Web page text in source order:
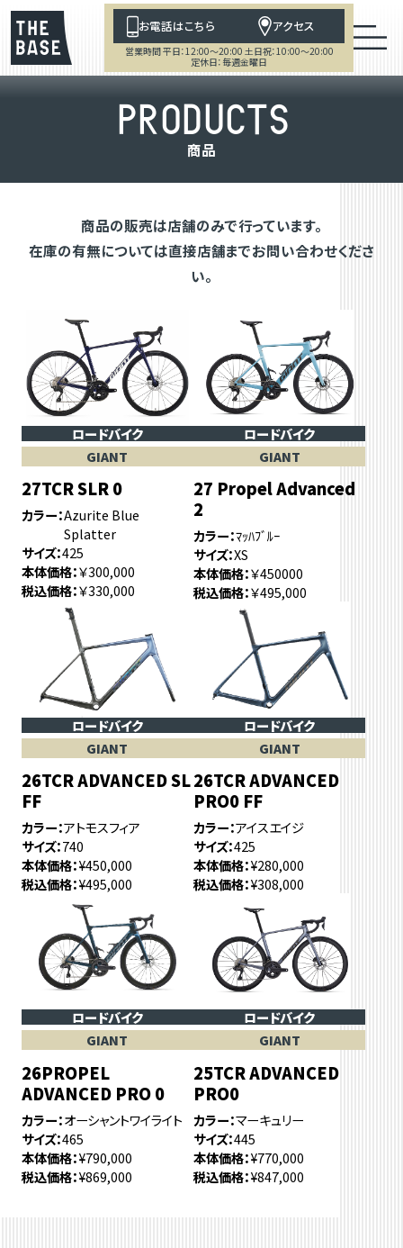
お電話はこちら アクセス
営業時間 平日：12:00～20:00 土日祝：10:00～20:00
定休日：毎週金曜日
PRODUCTS
商品
商品の販売は店舗のみで行っています。
在庫の有無については直接店舗までお問い合わせくださ
い。
ロードバイク
GIANT
27TCR SLR 0
カラー Azurite Blue
Splatter
サイズ 425
本体価格 ￥300,000
税込価格 ￥330,000
ロードバイク
GIANT
27 Propel Advanced
2
カラー ﾏｯﾊﾌﾞﾙｰ
サイズ XS
本体価格 ￥450000
税込価格 ￥495,000
ロードバイク
GIANT
26TCR ADVANCED SL
FF
カラー アトモスフィア
サイズ 740
本体価格 ¥450,000
税込価格 ¥495,000
ロードバイク
GIANT
26TCR ADVANCED
PRO0 FF
カラー アイスエイジ
サイズ 425
本体価格 ¥280,000
税込価格 ¥308,000
ロードバイク
GIANT
26PROPEL
ADVANCED PRO 0
カラー オーシャントワイライト
サイズ 465
本体価格 ¥790,000
税込価格 ¥869,000
ロードバイク
GIANT
25TCR ADVANCED
PRO0
カラー マーキュリー
サイズ 445
本体価格 ¥770,000
税込価格 ¥847,000